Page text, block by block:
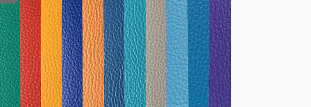
誠信好品質,打造國際塑膠地板品牌領導者！
翼辰地板 ·
安裝保養
歡迎關注 翼辰塑膠地板
當前位置：首頁>>疑問解答>>安裝保養